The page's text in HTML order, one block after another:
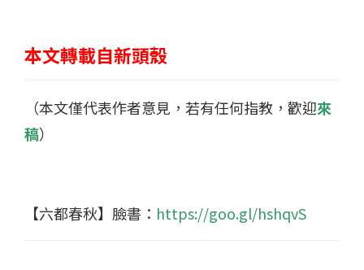
本文轉載自新頭殼
（本文僅代表作者意見，若有任何指教，歡迎來
稿）
【六都春秋】臉書： https://goo.gl/hshqvS